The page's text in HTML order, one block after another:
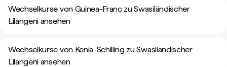
Wechselkurse von Guinea-Franc zu Swasiländischer
Lilangeni ansehen
Wechselkurse von Kenia-Schilling zu Swasiländischer
Lilangeni ansehen